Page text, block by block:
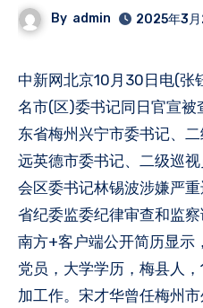
By admin 2025年3月
中新网北京10月30日电(张钰惠)10月29日，广东省三
名市(区)委书记同日官宣
东省梅州兴宁市委书记、
远英德市委书记、二级巡
会区委书记林锡波涉嫌严
省纪委监委纪律审查和监
南方+客户端公开简历显示
党员，大学学历，梅县人
加工作。宋才华曾任梅州